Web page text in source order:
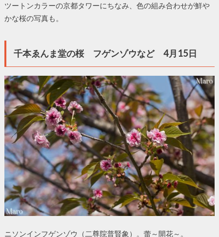
ツートンカラーの京都タワーにちなみ、色の組み合わせが鮮や
かな桜の写真も。
千本ゑんま堂の桜 フゲンゾウなど 4月15日
ニソンインフゲンゾウ（二尊院普賢象）。蕾～開花～。